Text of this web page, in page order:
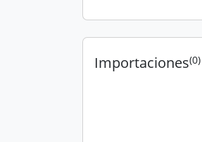
Importaciones(0)